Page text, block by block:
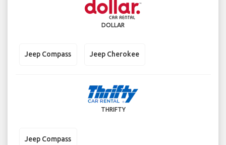
DOLLAR
Jeep Compass Jeep Cherokee
THRIFTY
Jeep Compass